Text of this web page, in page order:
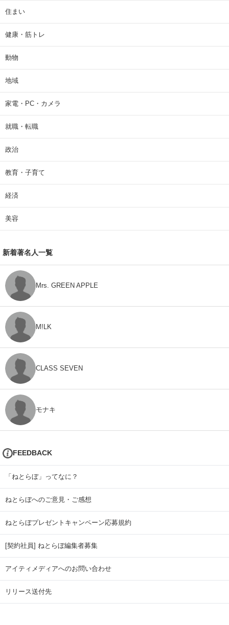
住まい
健康・筋トレ
動物
地域
家電・PC・カメラ
就職・転職
政治
教育・子育て
経済
美容
新着著名人一覧
Mrs. GREEN APPLE
M!LK
CLASS SEVEN
モナキ
FEEDBACK
「ねとらぼ」ってなに？
ねとらぼへのご意見・ご感想
ねとらぼプレゼントキャンペーン応募規約
[契約社員] ねとらぼ編集者募集
アイティメディアへのお問い合わせ
リリース送付先